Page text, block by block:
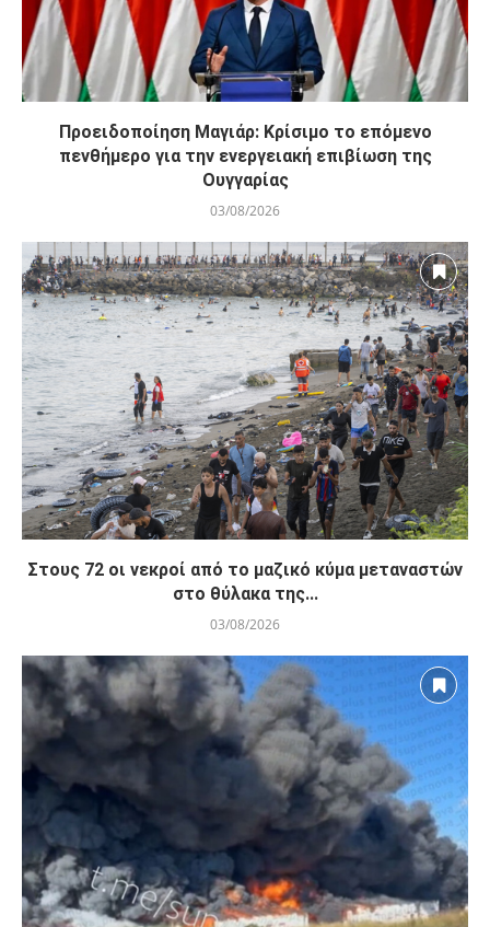
Προειδοποίηση Μαγιάρ: Κρίσιμο το επόμενο
πενθήμερο για την ενεργειακή επιβίωση της
Ουγγαρίας
03/08/2026
Στους 72 οι νεκροί από το μαζικό κύμα μεταναστών
στο θύλακα της...
03/08/2026